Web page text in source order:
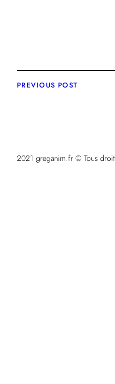
PREVIOUS POST
2021 greganim.fr © Tous